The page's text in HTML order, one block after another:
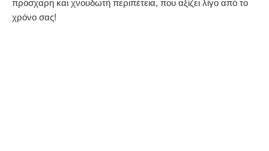
πρόσχαρη και χνουδωτή περιπέτεια, που αξίζει λίγο από το
χρόνο σας!